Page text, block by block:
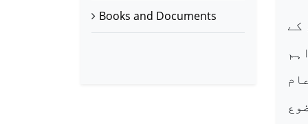
Books and Documents
کے